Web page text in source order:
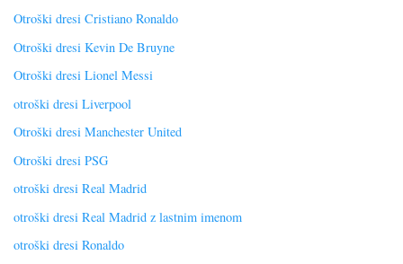
Otroški dresi Cristiano Ronaldo
Otroški dresi Kevin De Bruyne
Otroški dresi Lionel Messi
otroški dresi Liverpool
Otroški dresi Manchester United
Otroški dresi PSG
otroški dresi Real Madrid
otroški dresi Real Madrid z lastnim imenom
otroški dresi Ronaldo